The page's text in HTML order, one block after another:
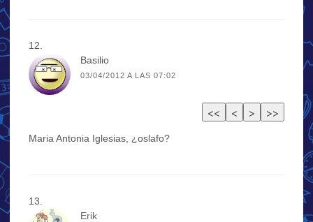
Basilio
03/04/2012 A LAS 07:02
Maria Antonia Iglesias, ¿oslafo?
Erik